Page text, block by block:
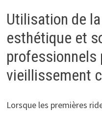
Utilisation de
esthétique et
professionnels
vieillissement
Lorsque les premières